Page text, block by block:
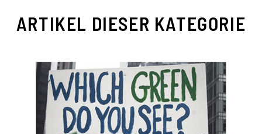
ARTIKEL DIESER KATEGORIE